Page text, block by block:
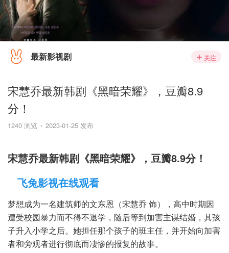
最新影视剧 关注
宋慧乔最新韩剧《黑暗荣耀》，豆瓣8.9
分！
1240 浏览 2023-01-25 发布
宋慧乔最新韩剧《黑暗荣耀》，豆瓣8.9分！
飞兔影视在线观看
梦想成为一名建筑师的文东恩（宋慧乔 饰），高中时期因
遭受校园暴力而不得不退学，随后等到加害主谋结婚，其孩
子升入小学之后。她担任那个孩子的班主任，并开始向加害
者和旁观者进行彻底而凄惨的报复的故事。